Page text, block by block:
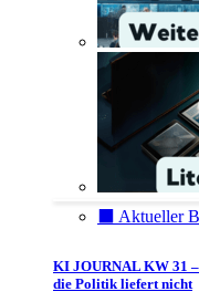
⬛️ Aktueller
KI JOURNAL KW 31
die Politik liefert nicht